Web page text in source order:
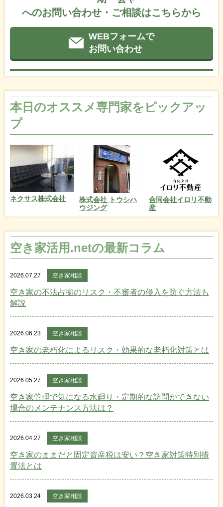
へのお問い合わせ・ご相談はこちらから
WEBフォームで
お問い合わせ
本日のオススメ専門家をピックアッ
プ
ネクサス株式会社
株式会社 トウシハ
ウジング
合同会社イロリ不動
産
空き家活用.netの最新コラム
2026.07.27 空き家相談
空き家の不法占拠のリスク・不審者の侵入を防ぐ方法も
解説
2026.06.23 空き家相談
空き家の老朽化によるリスク・効果的な老朽化対策とは
2026.05.27 空き家相談
空き家管理で気になる水廻り・定期的な訪問ができない
場合のメンテナンス方法は？
2026.04.27 空き家相談
空き家のままだと固定資産税は安い？空き家対策特別措
置法とは
2026.03.24 空き家相談